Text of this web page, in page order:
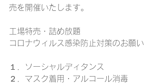
売を開催いたします。
工場特売・詰め放題
コロナウィルス感染防止対策のお願い
１．ソーシャルディタンス
２．マスク着用・アルコール消毒